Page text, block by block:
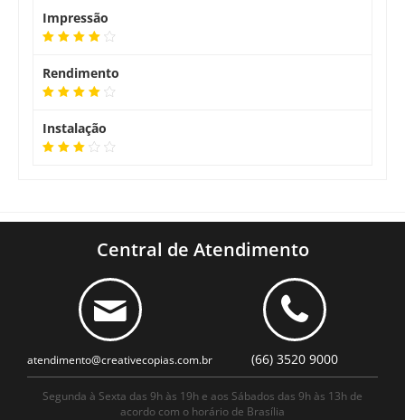
Impressão
Rendimento
Instalação
Central de Atendimento
atendimento@creativecopias.com.br (66) 3520 9000
Segunda à Sexta das 9h às 19h e aos Sábados das 9h às 13h de
acordo com o horário de Brasília